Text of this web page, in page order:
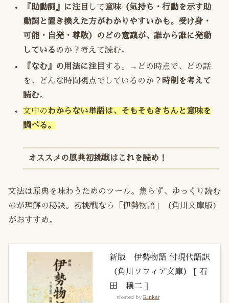
『助動詞』に注目 して意味（気持ち・行動を示す助
動詞と置き換えた方がわかりやすいかも。受け身・
可能・自発・尊敬）のどの意識が、誰から誰に発動
している のか？考えて読む。
『なむ』の用法に注目 する。→どの時点で、どの話
を、どんな時間視点でしているのか？ 時制を考えて
読む。
文中のわからない単語は、そもそもきちんと意味を
調べる。
オススメの原典初挑戦はこれを読め！
文法は原典を味わうためのツール。焦らず、ゆっくり読む
のが理解の秘訣。初挑戦なら「伊勢物語」（角川文庫版）
がおすすめ。
新版 伊勢物語 付現代語訳
（角川ソフィア文庫） [ 石
田 穣二 ]
created by Rinker